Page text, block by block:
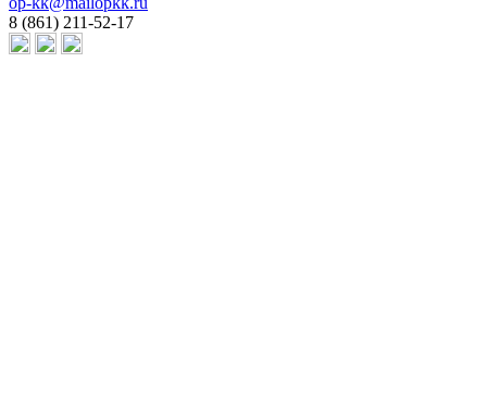
8 (861) 211-52-17